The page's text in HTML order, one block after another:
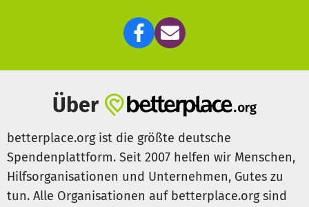
Über
betterplace.org ist die größte deutsche
Spendenplattform. Seit 2007 helfen wir Menschen,
Hilfsorganisationen und Unternehmen, Gutes zu
tun. Alle Organisationen auf betterplace.org sind